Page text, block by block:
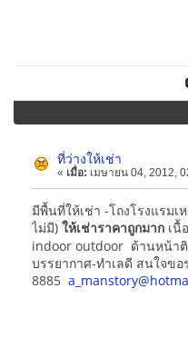
ที่ว่างให้เช่า
« เมื่อ: เมษายน 04, 2012,
มีพื้นที่ให้เช่า -โถงโรงแรมเ
ไม่มี) ให้เช่าราคาถูกมาก เนื้
indoor outdoor ด้านหน้า
บรรยากาศ-ทำเลดี สนใจขอ
8885